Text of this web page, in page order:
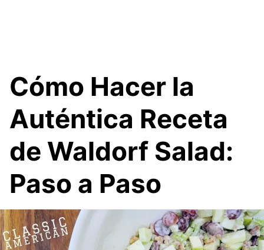
Cómo Hacer la
Auténtica Receta
de Waldorf Salad:
Paso a Paso